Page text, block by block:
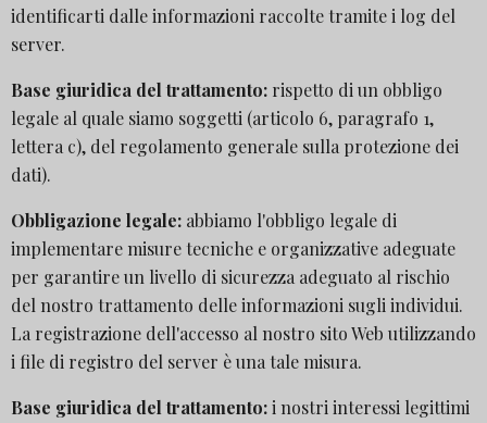
identificarti dalle informazioni raccolte tramite i log del
server.
Base giuridica del trattamento: rispetto di un obbligo
legale al quale siamo soggetti (articolo 6, paragrafo 1,
lettera c), del regolamento generale sulla protezione dei
dati).
Obbligazione legale: abbiamo l'obbligo legale di
implementare misure tecniche e organizzative adeguate
per garantire un livello di sicurezza adeguato al rischio
del nostro trattamento delle informazioni sugli individui.
La registrazione dell'accesso al nostro sito Web utilizzando
i file di registro del server è una tale misura.
Base giuridica del trattamento:i nostri interessi legittimi